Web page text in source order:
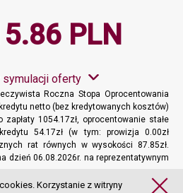
PLN
symulacji oferty
Roczna Stopa Oprocentowania
netto (bez kredytowanych kosztów)
zapłaty 1054.17zł, oprocentowanie stałe
54.17zł (w tym: prowizja 0.00zł
rat równych w wysokości 87.85zł.
dzień 06.08.2026r. na reprezentatywnym
Więcej informacji
Korzystanie z witryny